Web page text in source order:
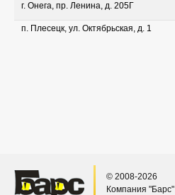
г. Онега, пр. Ленина, д. 205Г
п. Плесецк, ул. Октябрьская, д. 1
© 2008-2026
Компания "Барс"